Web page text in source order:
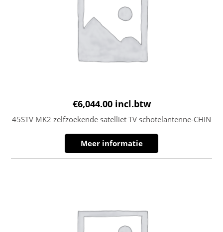
€6,044.00 incl.btw
45STV MK2 zelfzoekende satelliet TV schotelantenne-CHIN
Meer informatie